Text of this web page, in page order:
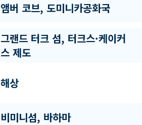
앰버 코브, 도미니카공화국
그랜드 터크 섬, 터크스·케이커
스 제도
해상
비미니섬, 바하마